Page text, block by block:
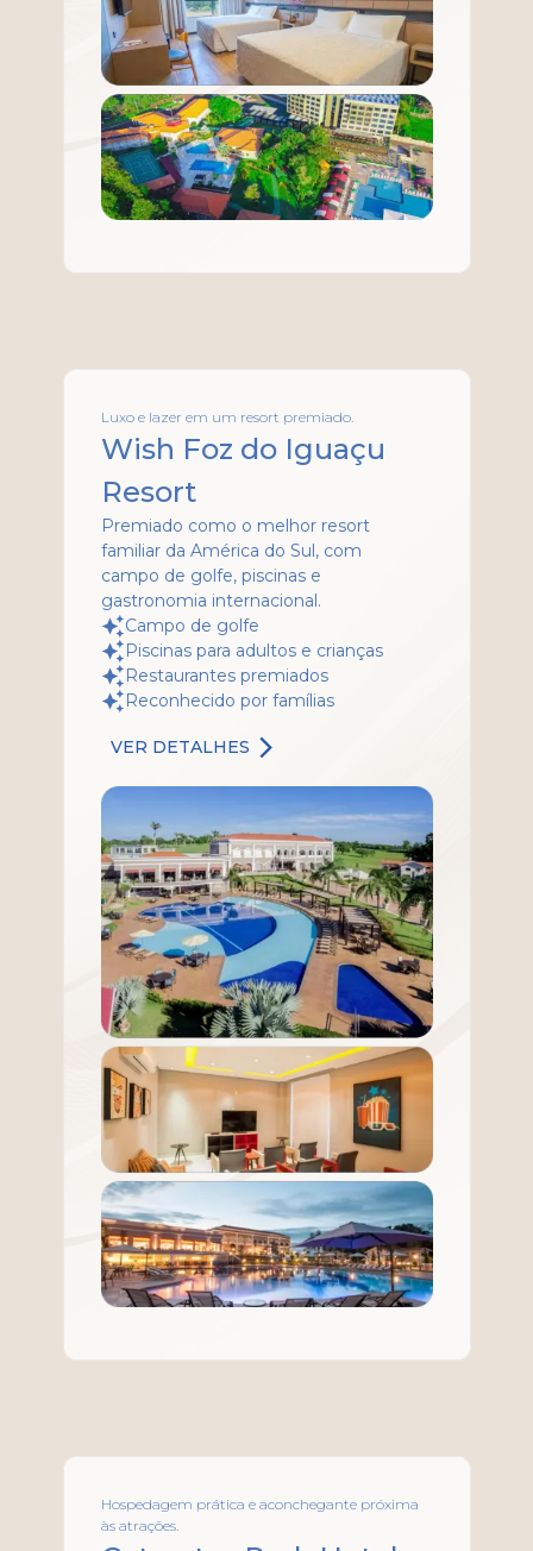
Luxo e lazer em um resort premiado.
Wish Foz do Iguaçu
Resort
Premiado como o melhor resort
familiar da América do Sul, com
campo de golfe, piscinas e
gastronomia internacional.
Campo de golfe
Piscinas para adultos e crianças
Restaurantes premiados
Reconhecido por famílias
VER DETALHES
Hospedagem prática e aconchegante próxima
às atrações.